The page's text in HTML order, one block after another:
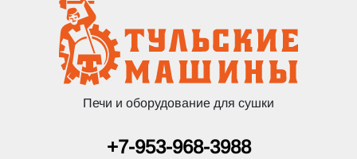
Печи и оборудование для сушки
+7-953-968-3988